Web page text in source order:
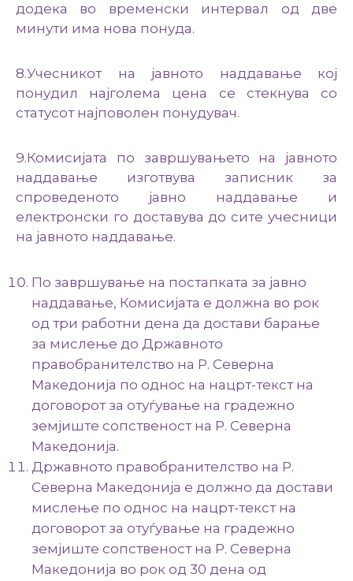
додека во временски интервал од две
минути има нова понуда.
8.Учесникот на јавното наддавање кој
понудил најголема цена се стекнува со
статусот најповолен понудувач.
9.Комисијата по завршувањето на јавното
наддавање изготвува записник за
спроведеното јавно наддавање и
електронски го доставува до сите учесници
на јавното наддавање.
По завршување на постапката за јавно
наддавање, Комисијата е должна во рок
од три работни дена да достави барање
за мислење до Државното
правобранителство на Р. Северна
Македонија по однос на нацрт-текст на
договорот за отуѓување на градежно
земјиште сопственост на Р. Северна
Македонија.
Државното правобранителство на Р.
Северна Македонија е должно да достави
мислење по однос на нацрт-текст на
договорот за отуѓување на градежно
земјиште сопственост на Р. Северна
Македонија во рок од 30 дена од